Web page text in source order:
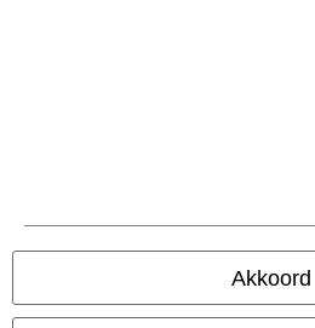
Akkoord
Onze online shops